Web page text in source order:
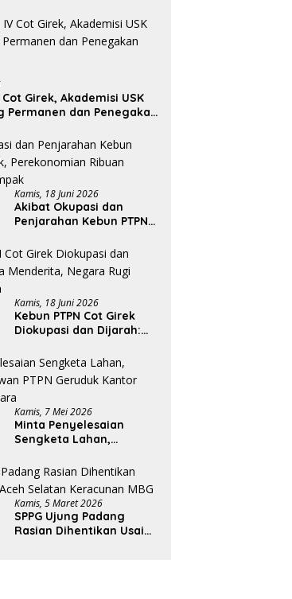
Cot Girek, Akademisi USK
Permanen dan Penegakan
Kamis, 18 Juni 2026
Akibat Okupasi dan
Penjarahan Kebun PTPN
Ribuan Pekerja
Terdampak
Kamis, 18 Juni 2026
Kebun PTPN Cot Girek
Diokupasi dan Dijarah:
Negara Rugi Miliaran
Rupiah
Kamis, 7 Mei 2026
Minta Penyelesaian
Sengketa Lahan,
Geruduk Kantor Bupati
Aceh Utara
Kamis, 5 Maret 2026
SPPG Ujung Padang
Rasian Dihentikan Usai